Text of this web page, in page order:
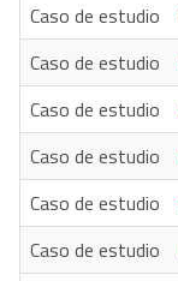
Caso de estudio
Caso de estudio
Caso de estudio
Caso de estudio
Caso de estudio
Caso de estudio